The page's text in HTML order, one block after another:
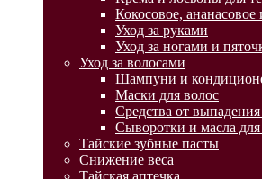
Кокосовое, ананасовое
Уход за руками
Уход за ногами и
Уход за волосами
Шампуни и
Маски для волос
Средства от
Сыворотки и масла для
Тайские зубные пасты
Снижение веса